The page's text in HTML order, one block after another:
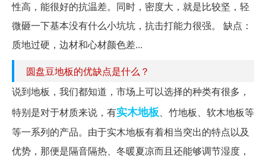
性高，能很好的抗温差。同时，密度大，就是比较坚，轻
微砸一下基本没有什么小坑坑，抗击打能力很强。 缺点：
质地过硬，边材和心材颜色差...
圆盘豆地板的优缺点是什么？
说到地板，我们都知道，市场上可以选择的种类有很多，
特别是对于材质来说，有实木地板、竹地板、软木地板等
等一系列的产品。由于实木地板有着相当突出的特点以及
优势，那便是隔音隔热、冬暖夏凉而且还能够调节湿度，